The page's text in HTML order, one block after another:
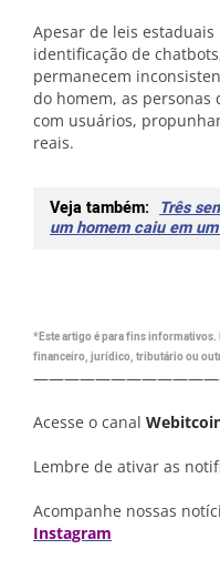
Apesar de leis
identificação de
permanecem
do homem, as personas
com usuários,
reais.
Veja também: Três
um homem caiu em
*Este artigo é para fins informativos.
financeiro, jurídico, tributário ou
Acesse o canal
Lembre de ativar as
Acompanhe nossas
Instagram